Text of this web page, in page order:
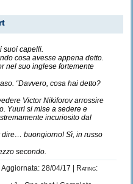
suoi capelli.
cosa avesse appena detto.
nel suo inglese fortemente
“Davvero, cosa hai detto?
Victor Nikiforov arrossire
Yuuri si mise a sedere e
incuriosito dal
dire… buongiorno! Sì, in russo
secondo.
28/04/17 |
Rating: